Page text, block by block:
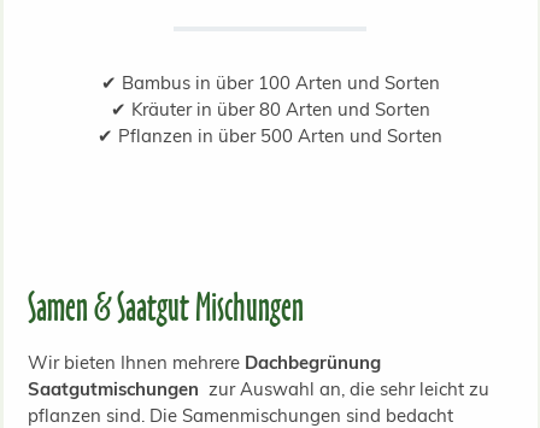
✔ Bambus in über 100 Arten und Sorten
✔ Kräuter in über 80 Arten und Sorten
✔ Pflanzen in über 500 Arten und Sorten
Samen & Saatgut Mischungen
Wir bieten Ihnen mehrere Dachbegrünung
Saatgutmischungen zur Auswahl an, die sehr leicht zu
pflanzen sind. Die Samenmischungen sind bedacht